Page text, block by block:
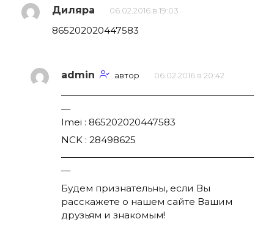
Диляра 06.02.2016 в 19:03
865202020447583
admin автор 06.02.2016 в 20:42
—————————————————————
—
Imei : 865202020447583
NCK : 28498625
—————————————————————
—
Будем признательны, если Вы
расскажете о нашем сайте Вашим
друзьям и знакомым!